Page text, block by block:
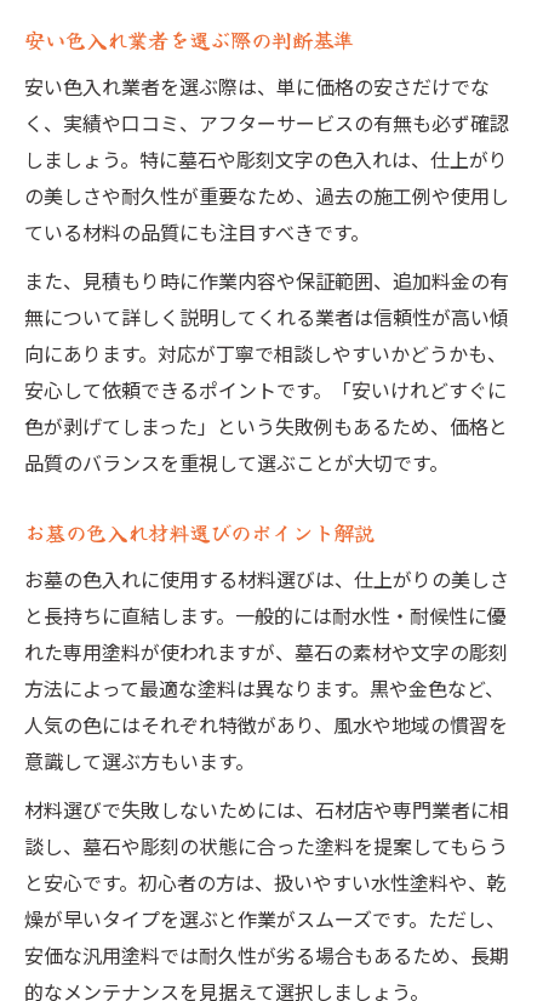
安い色入れ業者を選ぶ際の判断基準
安い色入れ業者を選ぶ際は、単に価格の安さだけでな
く、実績や口コミ、アフターサービスの有無も必ず確認
しましょう。特に墓石や彫刻文字の色入れは、仕上がり
の美しさや耐久性が重要なため、過去の施工例や使用し
ている材料の品質にも注目すべきです。
また、見積もり時に作業内容や保証範囲、追加料金の有
無について詳しく説明してくれる業者は信頼性が高い傾
向にあります。対応が丁寧で相談しやすいかどうかも、
安心して依頼できるポイントです。「安いけれどすぐに
色が剥げてしまった」という失敗例もあるため、価格と
品質のバランスを重視して選ぶことが大切です。
お墓の色入れ材料選びのポイント解説
お墓の色入れに使用する材料選びは、仕上がりの美しさ
と長持ちに直結します。一般的には耐水性・耐候性に優
れた専用塗料が使われますが、墓石の素材や文字の彫刻
方法によって最適な塗料は異なります。黒や金色など、
人気の色にはそれぞれ特徴があり、風水や地域の慣習を
意識して選ぶ方もいます。
材料選びで失敗しないためには、石材店や専門業者に相
談し、墓石や彫刻の状態に合った塗料を提案してもらう
と安心です。初心者の方は、扱いやすい水性塗料や、乾
燥が早いタイプを選ぶと作業がスムーズです。ただし、
安価な汎用塗料では耐久性が劣る場合もあるため、長期
的なメンテナンスを見据えて選択しましょう。